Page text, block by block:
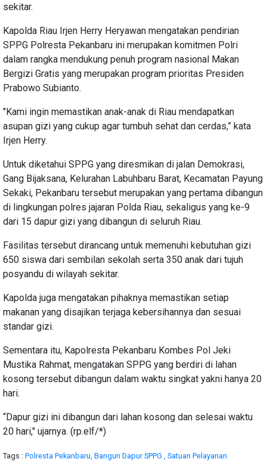
sekitar.
Kapolda Riau Irjen Herry Heryawan mengatakan pendirian
SPPG Polresta Pekanbaru ini merupakan komitmen Polri
dalam rangka mendukung penuh program nasional Makan
Bergizi Gratis yang merupakan program prioritas Presiden
Prabowo Subianto.
"Kami ingin memastikan anak-anak di Riau mendapatkan
asupan gizi yang cukup agar tumbuh sehat dan cerdas,” kata
Irjen Herry.
Untuk diketahui SPPG yang diresmikan di jalan Demokrasi,
Gang Bijaksana, Kelurahan Labuhbaru Barat, Kecamatan Payung
Sekaki, Pekanbaru tersebut merupakan yang pertama dibangun
di lingkungan polres jajaran Polda Riau, sekaligus yang ke-9
dari 15 dapur gizi yang dibangun di seluruh Riau.
Fasilitas tersebut dirancang untuk memenuhi kebutuhan gizi
650 siswa dari sembilan sekolah serta 350 anak dari tujuh
posyandu di wilayah sekitar.
Kapolda juga mengatakan pihaknya memastikan setiap
makanan yang disajikan terjaga kebersihannya dan sesuai
standar gizi.
Sementara itu, Kapolresta Pekanbaru Kombes Pol Jeki
Mustika Rahmat, mengatakan SPPG yang berdiri di lahan
kosong tersebut dibangun dalam waktu singkat yakni hanya 20
hari.
“Dapur gizi ini dibangun dari lahan kosong dan selesai waktu
20 hari," ujarnya. (rp.elf/*)
Tags : Polresta Pekanbaru, Bangun Dapur SPPG , Satuan Pelayanan